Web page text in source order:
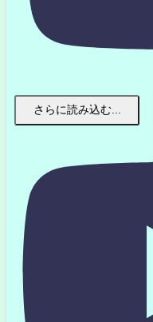
さらに読み込む...